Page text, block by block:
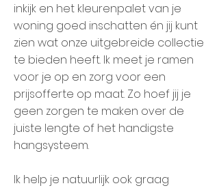
inkijk en het kleurenpalet van je
woning goed inschatten én jij kunt
zien wat onze uitgebreide collectie
te bieden heeft. Ik meet je ramen
voor je op en zorg voor een
prijsofferte op maat. Zo hoef jij je
geen zorgen te maken over de
juiste lengte of het handigste
hangsysteem.
Ik help je natuurlijk ook graag